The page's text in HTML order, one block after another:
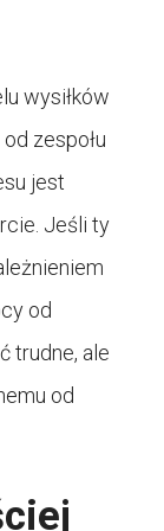
wysiłków
zespołu
jest
Jeśli ty
od
trudne, ale
od